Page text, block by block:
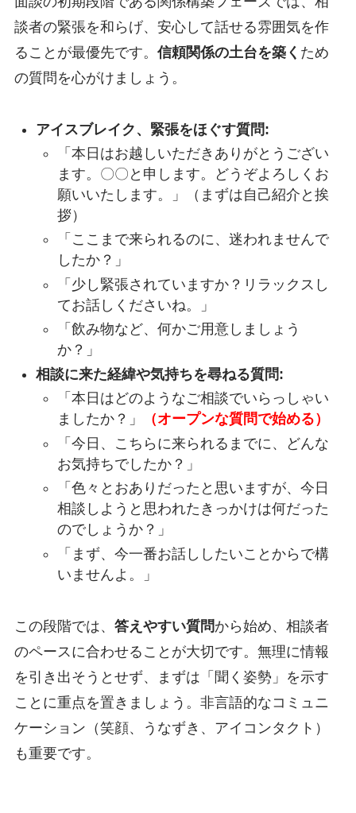
談者の緊張を和らげ、安心して話せる雰囲気を作
ることが最優先です。 信頼関係の土台を築く ため
の質問を心がけましょう。
アイスブレイク、緊張をほぐす質問:
「本日はお越しいただきありがとうござい
ます。〇〇と申します。どうぞよろしくお
願いいたします。」（まずは自己紹介と挨
拶）
「ここまで来られるのに、迷われませんで
したか？」
「少し緊張されていますか？リラックスし
てお話しくださいね。」
「飲み物など、何かご用意しましょう
か？」
相談に来た経緯や気持ちを尋ねる質問:
「本日はどのようなご相談でいらっしゃい
ましたか？」
（オープンな質問で始める）
「今日、こちらに来られるまでに、どんな
お気持ちでしたか？」
「色々とおありだったと思いますが、今日
相談しようと思われたきっかけは何だった
のでしょうか？」
「まず、今一番お話ししたいことからで構
いませんよ。」
この段階では、 答えやすい質問から始め、相談者
のペースに合わせることが大切です。無理に情報
を引き出そうとせず、まずは「聞く姿勢」を示す
ことに重点を置きましょう。非言語的なコミュニ
ケーション（笑顔、うなずき、アイコンタクト）
も重要です。